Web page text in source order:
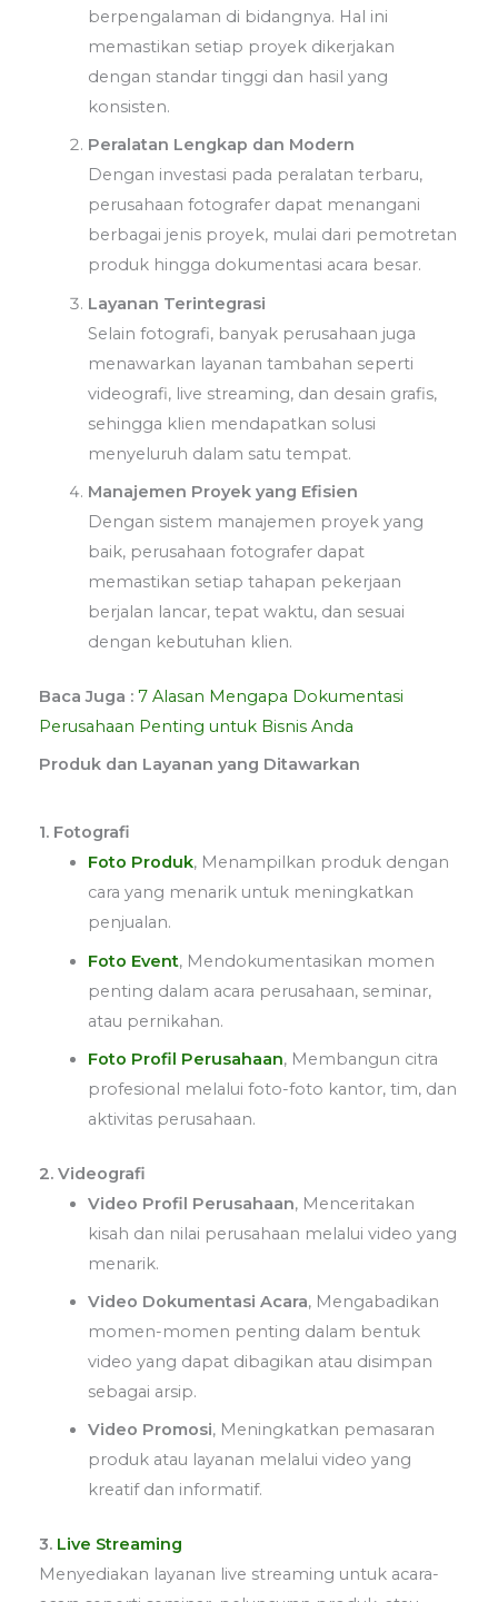
berpengalaman di bidangnya. Hal ini
memastikan setiap proyek dikerjakan
dengan standar tinggi dan hasil yang
konsisten.
Peralatan Lengkap dan Modern
Dengan investasi pada peralatan terbaru,
perusahaan fotografer dapat menangani
berbagai jenis proyek, mulai dari pemotretan
produk hingga dokumentasi acara besar.
Layanan Terintegrasi
Selain fotografi, banyak perusahaan juga
menawarkan layanan tambahan seperti
videografi, live streaming, dan desain grafis,
sehingga klien mendapatkan solusi
menyeluruh dalam satu tempat.
Manajemen Proyek yang Efisien
Dengan sistem manajemen proyek yang
baik, perusahaan fotografer dapat
memastikan setiap tahapan pekerjaan
berjalan lancar, tepat waktu, dan sesuai
dengan kebutuhan klien.
Baca Juga : 7 Alasan Mengapa Dokumentasi
Perusahaan Penting untuk Bisnis Anda
Produk dan Layanan yang Ditawarkan
1. Fotografi
Foto Produk, Menampilkan produk dengan
cara yang menarik untuk meningkatkan
penjualan.
Foto Event, Mendokumentasikan momen
penting dalam acara perusahaan, seminar,
atau pernikahan.
Foto Profil Perusahaan, Membangun citra
profesional melalui foto-foto kantor, tim, dan
aktivitas perusahaan.
2. Videografi
Video Profil Perusahaan, Menceritakan
kisah dan nilai perusahaan melalui video yang
menarik.
Video Dokumentasi Acara, Mengabadikan
momen-momen penting dalam bentuk
video yang dapat dibagikan atau disimpan
sebagai arsip.
Video Promosi, Meningkatkan pemasaran
produk atau layanan melalui video yang
kreatif dan informatif.
3. Live Streaming
Menyediakan layanan live streaming untuk acara-